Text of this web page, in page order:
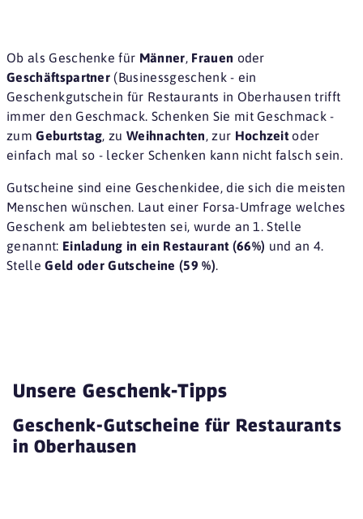
Ob als Geschenke für Männer, Frauen oder
Geschäftspartner (Businessgeschenk - ein
Geschenkgutschein für Restaurants in Oberhausen trifft
immer den Geschmack. Schenken Sie mit Geschmack -
zumGeburtstag, zuWeihnachten, zur Hochzeitoder
einfach mal so - lecker Schenken kann nicht falsch sein.
Gutscheine sind eine Geschenkidee, die sich die meisten
Menschen wünschen. Laut einer Forsa-Umfrage welches
Geschenk am beliebtesten sei, wurde an 1. Stelle
genannt: Einladung in ein Restaurant (66%) und an 4.
StelleGeld oder Gutscheine (59 %).
Unsere Geschenk-Tipps
Geschenk-Gutscheine für Restaurants
in Oberhausen